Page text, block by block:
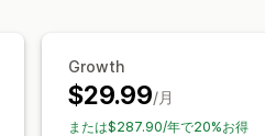
ポップアップ
レビューの移行
Growth
$29.99/月
または$287.90/年で20%お得